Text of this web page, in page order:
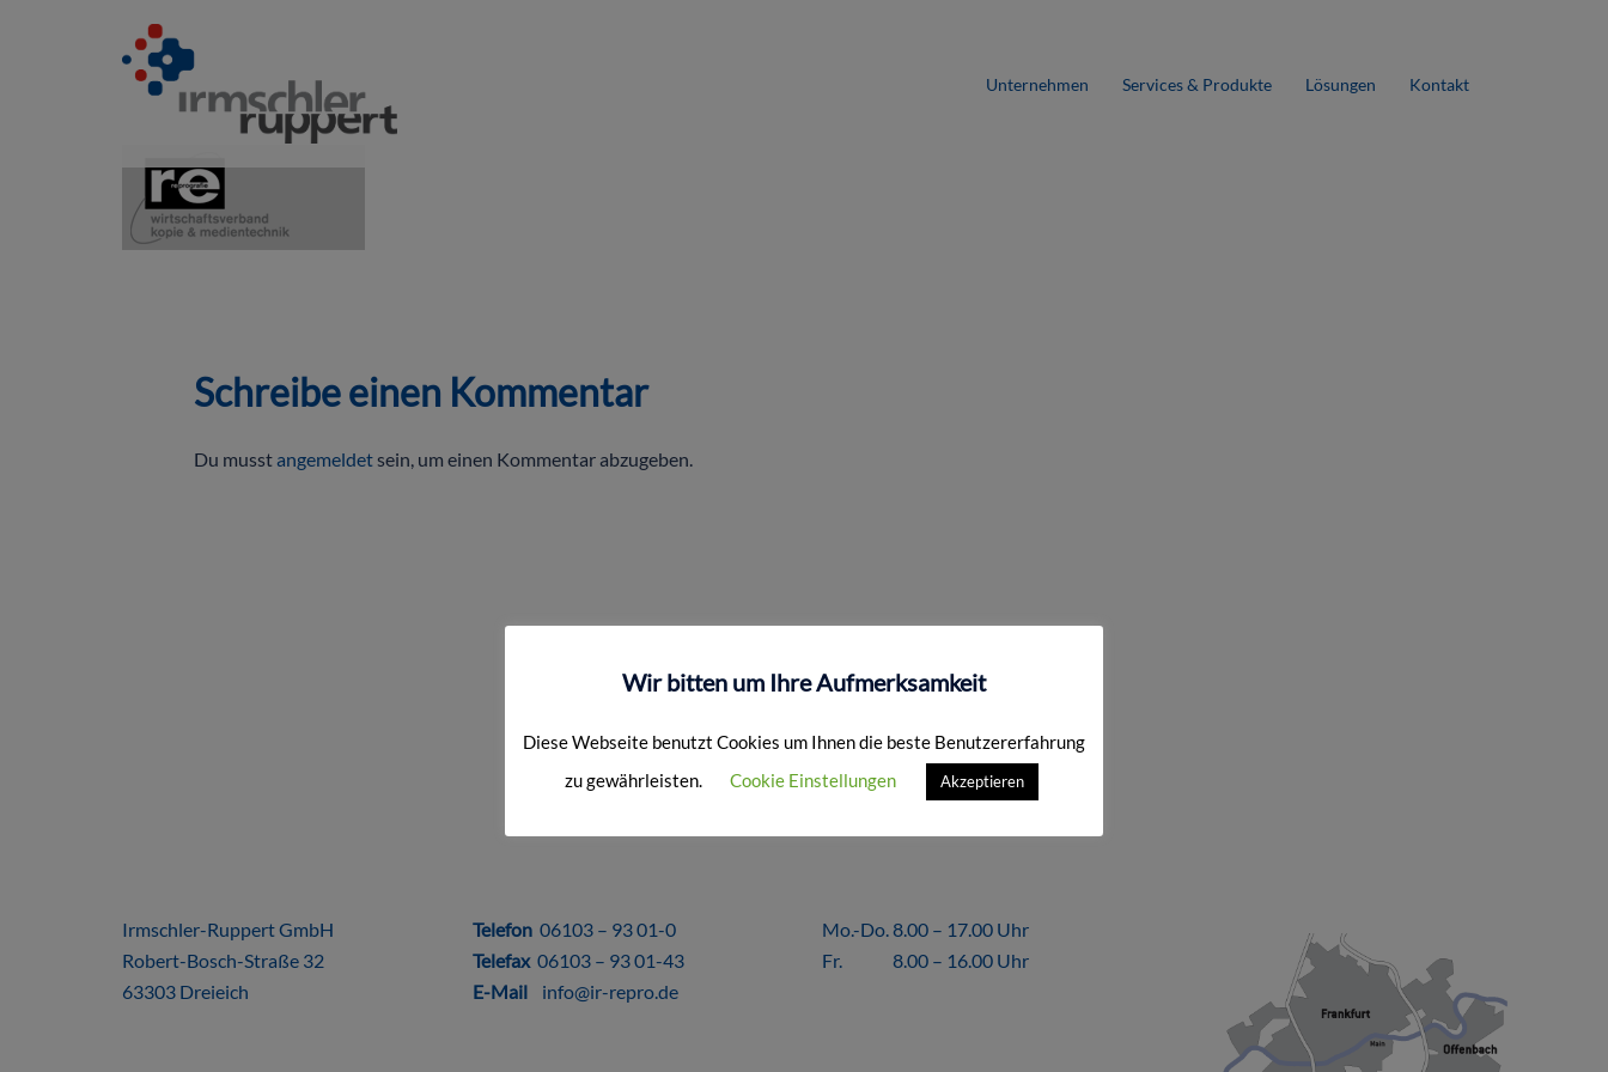
Unternehmen Services & Produkte Lösungen Kontakt
Schreibe einen Kommentar
Du musstangemeldet sein, um einen Kommentar abzugeben.
Irmschler-Ruppert GmbH
Robert-Bosch-Straße 32
63303 Dreieich
Telefon06103 – 93 01-0
Telefax06103 – 93 01-43
E-Mail
info@ir-repro.de
Mo.-Do. 8.00 – 17.00 Uhr
Fr. 8.00 – 16.00 Uhr
Wir bitten um Ihre Aufmerksamkeit
Diese Webseite benutzt Cookies um Ihnen die beste Benutzererfahrung
zu gewährleisten.
Cookie Einstellungen Akzeptieren